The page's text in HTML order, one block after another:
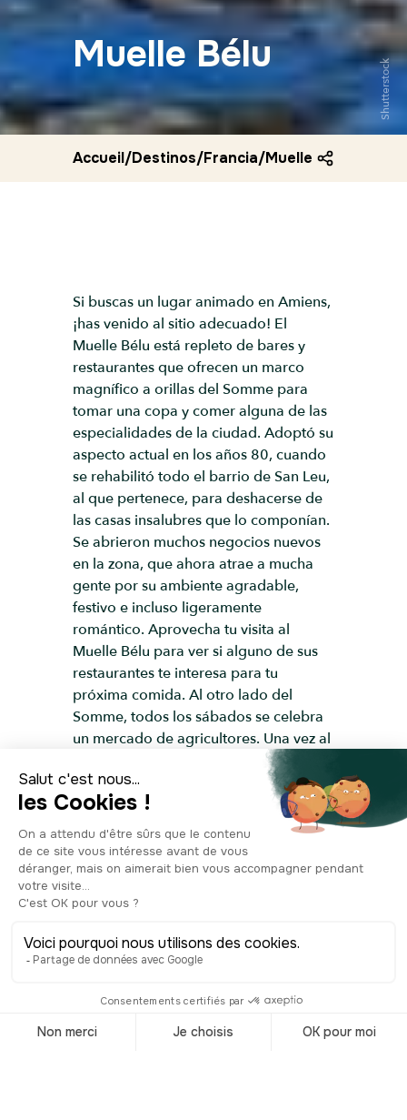
Muelle Bélu
Shutterstock
Accueil/Destinos/Francia/Muelle belu
Si buscas un lugar animado en Amiens,
¡has venido al sitio adecuado! El
Muelle Bélu está repleto de bares y
restaurantes que ofrecen un marco
magnífico a orillas del Somme para
tomar una copa y comer alguna de las
especialidades de la ciudad. Adoptó su
aspecto actual en los años 80, cuando
se rehabilitó todo el barrio de San Leu,
al que pertenece, para deshacerse de
las casas insalubres que lo componían.
Se abrieron muchos negocios nuevos
en la zona, que ahora atrae a mucha
gente por su ambiente agradable,
festivo e incluso ligeramente
romántico. Aprovecha tu visita al
Muelle Bélu para ver si alguno de sus
restaurantes te interesa para tu
próxima comida. Al otro lado del
Somme, todos los sábados se celebra
un mercado de agricultores. Una vez al
año, en junio, se transforma en un
auténtico mercado sobre el agua, con
decenas de barcos tradicionales que
pasan por el Somme, con todos los
productos frescos y flores que llenan
los puestos. Una cita ineludible si tienes
la suerte de estar en Amiens en junio. Y
si buscas un lugar cultural
imprescindible en la ciudad, sólo tienes
que girar la cabeza a la izquierda,
Piratas, una sala de conciertos fundada
en 1987. Ofrece un programa